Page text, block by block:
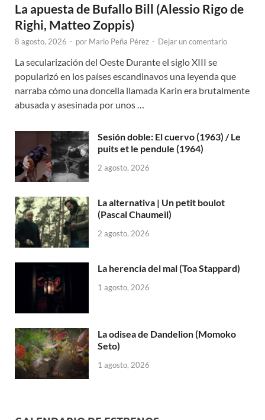
La apuesta de Bufallo Bill (Alessio Rigo de
Righi, Matteo Zoppis)
8 agosto, 2026 - por Mario Peña Pérez - Dejar un comentario
La secularización del Oeste Durante el siglo XIII se
popularizó en los países escandinavos una leyenda que
narraba cómo una doncella llamada Karin era brutalmente
abusada y asesinada por unos …
Sesión doble: El cuervo (1963) / Le
puits et le pendule (1964)
2 agosto, 2026
La alternativa | Un petit boulot
(Pascal Chaumeil)
2 agosto, 2026
La herencia del mal (Toa Stappard)
1 agosto, 2026
La odisea de Dandelion (Momoko
Seto)
1 agosto, 2026